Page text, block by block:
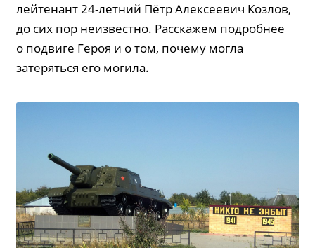
лейтенант 24-летний Пётр Алексеевич Козлов,
до сих пор неизвестно. Расскажем подробнее
о подвиге Героя и о том, почему могла
затеряться его могила.